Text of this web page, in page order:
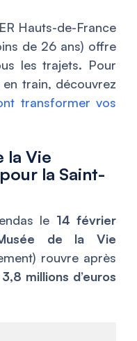
Hauts-de-France
de 26 ans) offre
les trajets. Pour
en train, découvrez
transformer vos
la Vie
la Saint-
le 14 février
de la Vie
rouvre après
3,8 millions d’euros